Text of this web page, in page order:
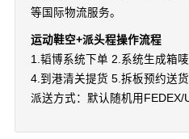
等国际物流服务。
运动鞋空+派头程操作流程
1.韬博系统下单 2.系统生成箱
4.到港清关提货 5.拆板预约送
派送方式：默认随机用FEDEX/